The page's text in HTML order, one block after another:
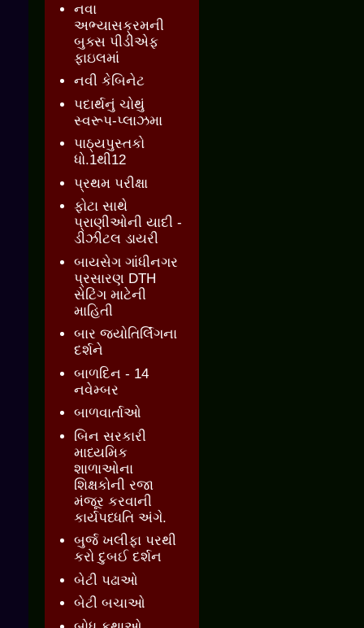
નવા
અભ્યાસક્રમની
બુક્સ પીડીએફ
ફાઇલમાં
નવી કેબિનેટ
પદાર્થનું ચોથું
સ્વરૂપ-પ્લાઝમા
પાઠ્યપુસ્તકો
ધો.1થી12
પ્રથમ પરીક્ષા
ફોટા સાથે
પ્રાણીઓની યાદી -
ડીઝીટલ ડાયરી
બાયસેગ ગાંધીનગર
પ્રસારણ DTH
સેટિંગ માટેની
માહિતી
બાર જ્‍યોતિર્લિંગના
દર્શને
બાળદિન - 14
નવેમ્બર
બાળવાર્તાઓ
બિન સરકારી
માધ્યમિક
શાળાઓના
શિક્ષકોની રજા
મંજૂર કરવાની
કાર્યપધ્ધતિ અંગે.
બુર્જ ખલીફા પરથી
કરો દુબઈ દર્શન
બેટી પઢાઓ
બેટી બચાઓ